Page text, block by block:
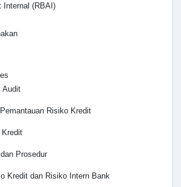
Internal (RBAI)
Audit
Risiko Kredit
Prosedur
Kredit dan Risiko Intern Bank